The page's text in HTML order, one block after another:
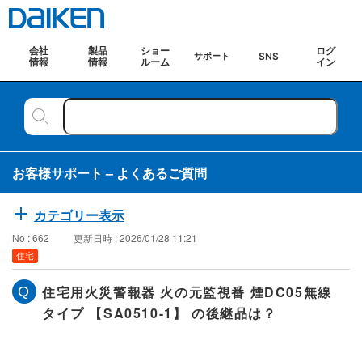
会社
情報
製品
情報
ショー
ルーム
サポート SNS
ログ
イン
お客様サポート – よくあるご質問
カテゴリー表示
No : 662 更新日時 : 2026/01/28 11:21
住宅
住宅用火災警報器 火の元監視番 煙DC05無線
タイプ 【SA0510-1】 の後継品は？